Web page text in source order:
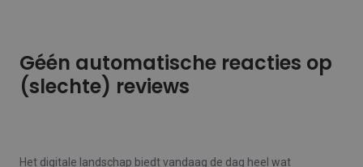
Géén automatische reacties op
(slechte) reviews
Het digitale landschap biedt vandaag de dag heel wat